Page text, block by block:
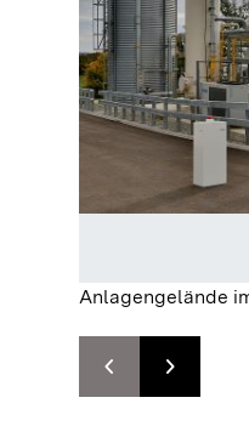
Anlagengelände
chevron_leftZur chevron_rightZur